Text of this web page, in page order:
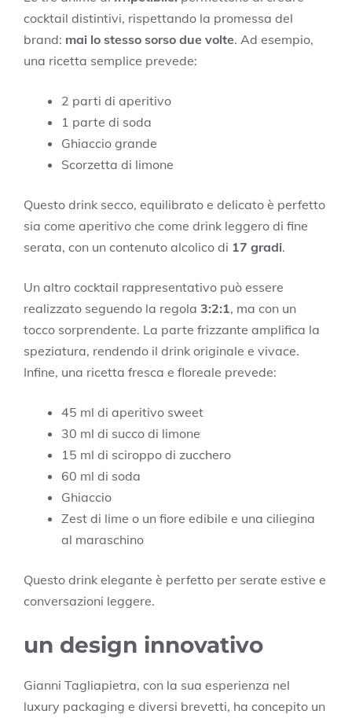
cocktail distintivi, rispettando la promessa del
brand: mai lo stesso sorso due volte. Ad esempio,
una ricetta semplice prevede:
2 parti di aperitivo
1 parte di soda
Ghiaccio grande
Scorzetta di limone
Questo drink secco, equilibrato e delicato è perfetto
sia come aperitivo che come drink leggero di fine
serata, con un contenuto alcolico di 17 gradi.
Un altro cocktail rappresentativo può essere
realizzato seguendo la regola 3:2:1, ma con un
tocco sorprendente. La parte frizzante amplifica la
speziatura, rendendo il drink originale e vivace.
Infine, una ricetta fresca e floreale prevede:
45 ml di aperitivo sweet
30 ml di succo di limone
15 ml di sciroppo di zucchero
60 ml di soda
Ghiaccio
Zest di lime o un fiore edibile e una ciliegina
al maraschino
Questo drink elegante è perfetto per serate estive e
conversazioni leggere.
un design innovativo
Gianni Tagliapietra, con la sua esperienza nel
luxury packaging e diversi brevetti, ha concepito un